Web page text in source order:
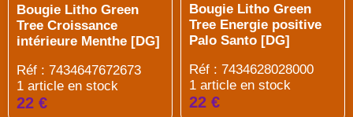
Bougie Litho Green
Tree Croissance
intérieure Menthe [DG]
Réf : 7434647672673
1 article en stock
22 €
Bougie Litho Green
Tree Energie positive
Palo Santo [DG]
Réf : 7434628028000
1 article en stock
22 €